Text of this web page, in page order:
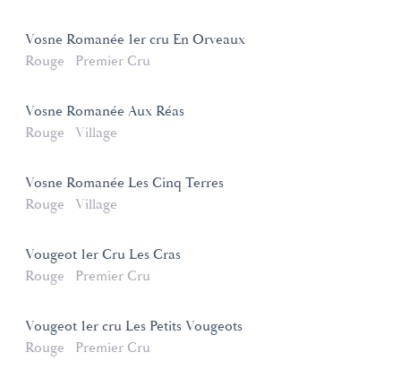
Vosne Romanée 1er cru En Orveaux
Rouge
Premier Cru
Vosne Romanée Aux Réas
Rouge
Village
Vosne Romanée Les Cinq Terres
Rouge
Village
Vougeot 1er Cru Les Cras
Rouge
Premier Cru
Vougeot 1er cru Les Petits Vougeots
Rouge
Premier Cru